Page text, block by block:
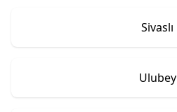
Sivaslı
Ulubey